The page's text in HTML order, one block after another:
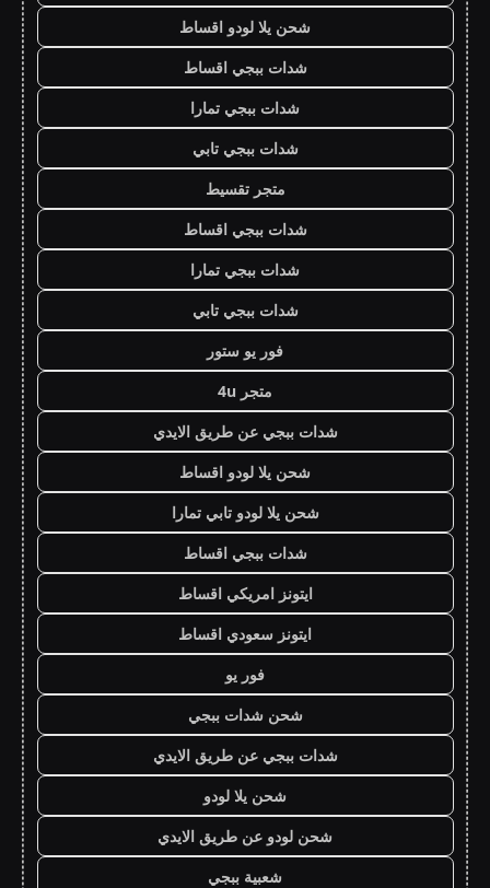
شحن يلا لودو اقساط
شدات ببجي اقساط
شدات ببجي تمارا
شدات ببجي تابي
متجر تقسيط
شدات ببجي اقساط
شدات ببجي تمارا
شدات ببجي تابي
فور يو ستور
متجر 4u
شدات ببجي عن طريق الايدي
شحن يلا لودو اقساط
شحن يلا لودو تابي تمارا
شدات ببجي اقساط
ايتونز امريكي اقساط
ايتونز سعودي اقساط
فور يو
شحن شدات ببجي
شدات ببجي عن طريق الايدي
شحن يلا لودو
شحن لودو عن طريق الايدي
شعبية ببجي